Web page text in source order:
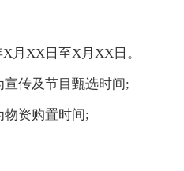
月XX日至X月XX日。
传及节目甄选时间;
资购置时间;